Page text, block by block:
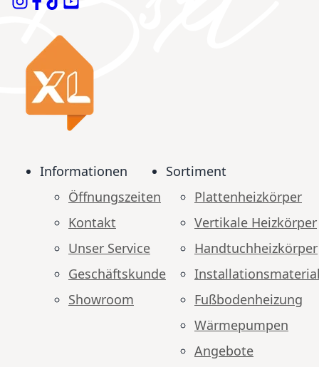
Informationen
Öffnungszeiten
Kontakt
Unser Service
Geschäftskunde
Showroom
Sortiment
Plattenheizkörper
Vertikale Heizkörper
Handtuchheizkörper
Fußbodenheizung
Wärmepumpen
Angebote